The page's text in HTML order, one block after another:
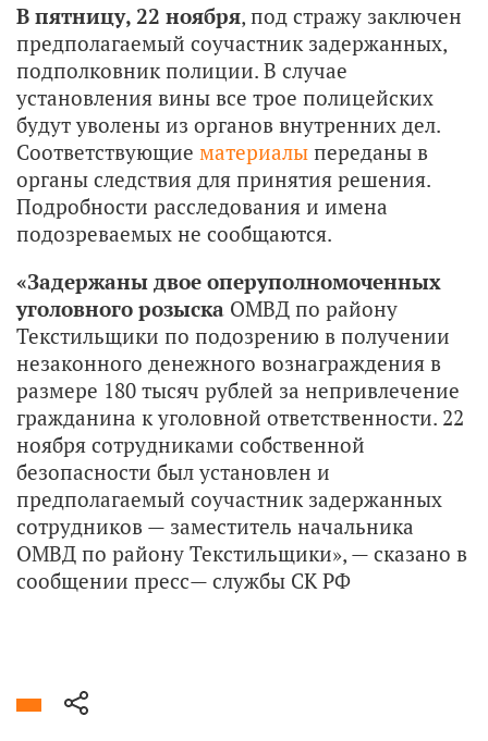
В пятницу, 22 ноября, под стражу заключен
предполагаемый соучастник задержанных,
подполковник полиции. В случае
установления вины все трое полицейских
будут уволены из органов внутренних дел.
Соответствующие материалы переданы в
органы следствия для принятия решения.
Подробности расследования и имена
подозреваемых не сообщаются.
«Задержаны двое оперуполномоченных
уголовного розыска ОМВД по району
Текстильщики по подозрению в получении
незаконного денежного вознаграждения в
размере 180 тысяч рублей за непривлечение
гражданина к уголовной ответственности. 22
ноября сотрудниками собственной
безопасности был установлен и
предполагаемый соучастник задержанных
сотрудников — заместитель начальника
ОМВД по району Текстильщики», — сказано в
сообщении пресс— службы СК РФ